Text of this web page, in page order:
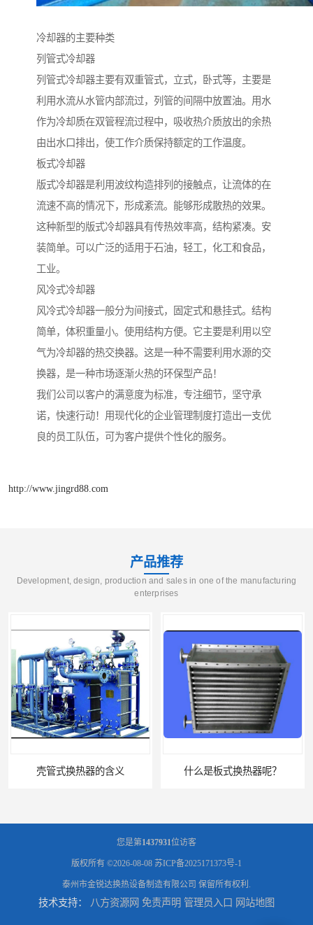
冷却器的主要种类
列管式冷却器
列管式冷却器主要有双重管式，立式，卧式等，主要是
利用水流从水管内部流过，列管的间隔中放置油。用水
作为冷却质在双管程流过程中，吸收热介质放出的余热
由出水口排出，使工作介质保持额定的工作温度。
板式冷却器
版式冷却器是利用波纹构造排列的接触点，让流体的在
流速不高的情况下，形成紊流。能够形成散热的效果。
这种新型的版式冷却器具有传热效率高，结构紧凑。安
装简单。可以广泛的适用于石油，轻工，化工和食品，
工业。
风冷式冷却器
风冷式冷却器一般分为间接式，固定式和悬挂式。结构
简单，体积重量小。使用结构方便。它主要是利用以空
气为冷却器的热交换器。这是一种不需要利用水源的交
换器，是一种市场逐渐火热的环保型产品！
我们公司以客户的满意度为标准，专注细节，坚守承
诺，快速行动！用现代化的企业管理制度打造出一支优
良的员工队伍，可为客户提供个性化的服务。
http://www.jingrd88.com
产品推荐
Development, design, production and sales in one of the manufacturing
enterprises
壳管式换热器的含义 什么是板式换热器呢？
您是第1437931位访客
版权所有 ©2026-08-08 苏ICP备2025171373号-1
泰州市金锐达换热设备制造有限公司 保留所有权利.
技术支持： 八方资源网 免责声明 管理员入口 网站地图